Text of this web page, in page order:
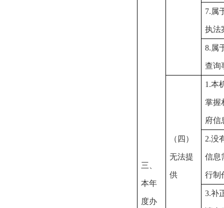
三、
本年
度办
7.属
执法
8.属
查询
（四）
无法提
供
1.本
掌握
府信
2.没
信息
行制
3.补